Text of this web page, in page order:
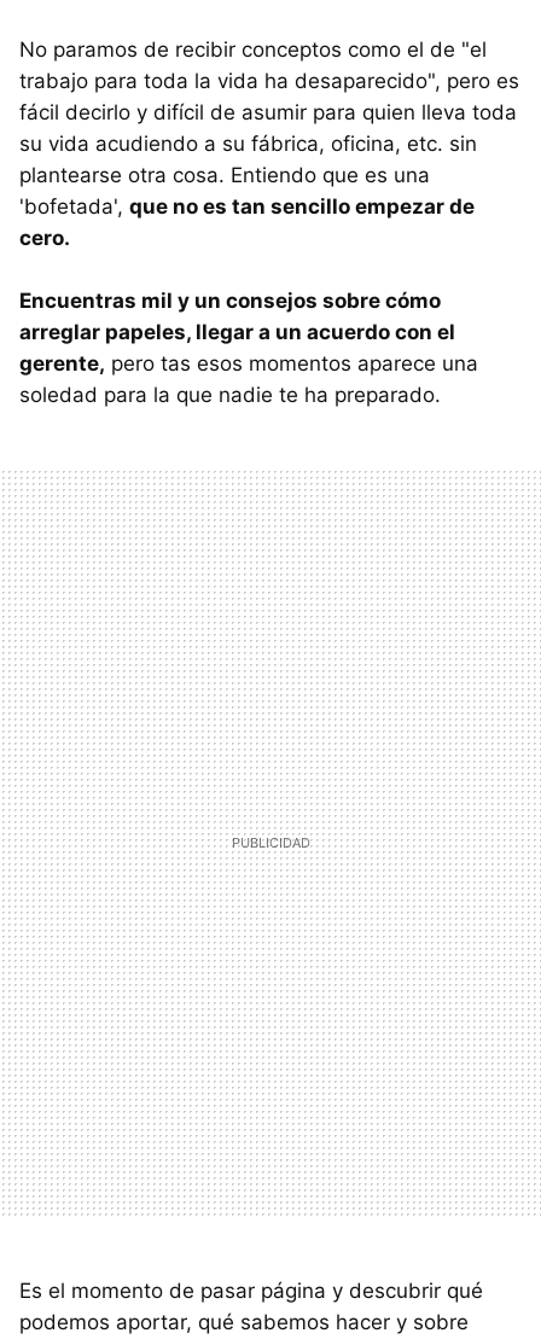
No paramos de recibir conceptos como el de "el
trabajo para toda la vida ha desaparecido", pero es
fácil decirlo y difícil de asumir para quien lleva toda
su vida acudiendo a su fábrica, oficina, etc. sin
plantearse otra cosa. Entiendo que es una
'bofetada', que no es tan sencillo empezar de
cero.
Encuentras mil y un consejos sobre cómo
arreglar papeles, llegar a un acuerdo con el
gerente, pero tas esos momentos aparece una
soledad para la que nadie te ha preparado.
Es el momento de pasar página y descubrir qué
podemos aportar, qué sabemos hacer y sobre